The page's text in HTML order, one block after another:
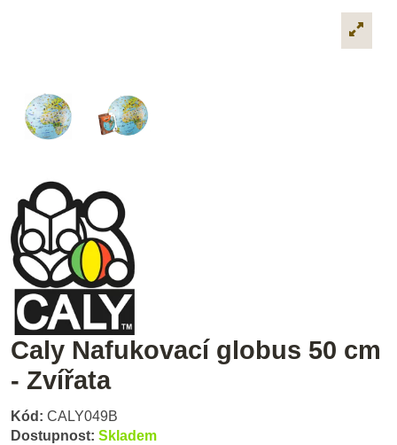
Caly Nafukovací globus 50 cm
- Zvířata
Kód: CALY049B
Dostupnost: Skladem